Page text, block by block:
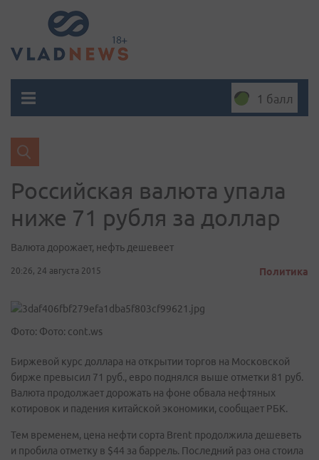
1 балл
Российская валюта упала
ниже 71 рубля за доллар
Валюта дорожает, нефть дешевеет
20:26, 24 августа 2015 Политика
Фото: Фото: cont.ws
Биржевой курс доллара на открытии торгов на Московской
бирже превысил 71 руб., евро поднялся выше отметки 81 руб.
Валюта продолжает дорожать на фоне обвала нефтяных
котировок и падения китайской экономики, сообщает РБК.
Тем временем, цена нефти сорта Brent продолжила дешеветь
и пробила отметку в $44 за баррель. Последний раз она стоила